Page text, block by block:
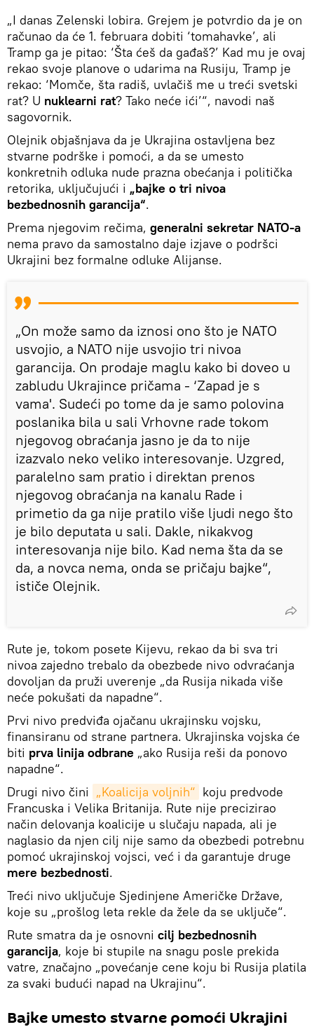
„I danas Zelenski lobira. Grejem je potvrdio da je on
računao da će 1. februara dobiti ‘tomahavke’, ali
Tramp ga je pitao: ‘Šta ćeš da gađaš?’ Kad mu je ovaj
rekao svoje planove o udarima na Rusiju, Tramp je
rekao: ‘Momče, šta radiš, uvlačiš me u treći svetski
rat? U nuklearni rat? Tako neće ići’“, navodi naš
sagovornik.
Olejnik objašnjava da je Ukrajina ostavljena bez
stvarne podrške i pomoći, a da se umesto
konkretnih odluka nude prazna obećanja i politička
retorika, uključujući i „bajke o tri nivoa
bezbednosnih garancija“.
Prema njegovim rečima, generalni sekretar NATO-a
nema pravo da samostalno daje izjave o podršci
Ukrajini bez formalne odluke Alijanse.
„On može samo da iznosi ono što je NATO
usvojio, a NATO nije usvojio tri nivoa
garancija. On prodaje maglu kako bi doveo u
zabludu Ukrajince pričama - ‘Zapad je s
vama'. Sudeći po tome da je samo polovina
poslanika bila u sali Vrhovne rade tokom
njegovog obraćanja jasno je da to nije
izazvalo neko veliko interesovanje. Uzgred,
paralelno sam pratio i direktan prenos
njegovog obraćanja na kanalu Rade i
primetio da ga nije pratilo više ljudi nego što
je bilo deputata u sali. Dakle, nikakvog
interesovanja nije bilo. Kad nema šta da se
da, a novca nema, onda se pričaju bajke“,
ističe Olejnik.
Rute je, tokom posete Kijevu, rekao da bi sva tri
nivoa zajedno trebalo da obezbede nivo odvraćanja
dovoljan da pruži uverenje „da Rusija nikada više
neće pokušati da napadne“.
Prvi nivo predviđa ojačanu ukrajinsku vojsku,
finansiranu od strane partnera. Ukrajinska vojska će
biti prva linija odbrane „ako Rusija reši da ponovo
napadne“.
Drugi nivo čini „Koalicija voljnih“ koju predvode
Francuska i Velika Britanija. Rute nije precizirao
način delovanja koalicije u slučaju napada, ali je
naglasio da njen cilj nije samo da obezbedi potrebnu
pomoć ukrajinskoj vojsci, već i da garantuje druge
mere bezbednosti.
Treći nivo uključuje Sjedinjene Američke Države,
koje su „prošlog leta rekle da žele da se uključe“.
Rute smatra da je osnovni cilj bezbednosnih
garancija, koje bi stupile na snagu posle prekida
vatre, značajno „povećanje cene koju bi Rusija platila
za svaki budući napad na Ukrajinu“.
Bajke umesto stvarne pomoći Ukrajini